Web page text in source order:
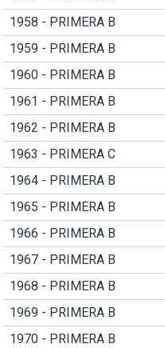
1958 - PRIMERA B
1959 - PRIMERA B
1960 - PRIMERA B
1961 - PRIMERA B
1962 - PRIMERA B
1963 - PRIMERA C
1964 - PRIMERA B
1965 - PRIMERA B
1966 - PRIMERA B
1967 - PRIMERA B
1968 - PRIMERA B
1969 - PRIMERA B
1970 - PRIMERA B